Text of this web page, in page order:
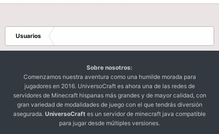
Usuarios
Sobre nosotros:
Comenzamos nuestra aventura como una humilde morada para
jugadores en 2016. UniversoCraft es ahora una de las redes de
servidores de Minecraft hispanas más grandes y de mayor calidad, con
gran variedad de modalidades de juego con el que tendrás diversión
asegurada. UniversoCraft es un servidor de minecraft java compatible
para jugar desde múltiples versiones.